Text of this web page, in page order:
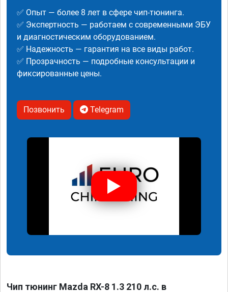
✅ Опыт — более 8 лет в сфере чип-тюнинга.
✅ Экспертность — работаем с современными ЭБУ
и диагностическим оборудованием.
✅ Надежность — гарантия на все виды работ.
✅ Прозрачность — подробные консультации и
фиксированные цены.
Позвонить Telegram
Чип тюнинг Mazda RX-8 1.3 210 л.с. в